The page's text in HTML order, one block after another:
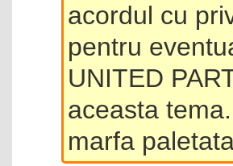
acordul cu
pentru
UNITED
aceasta
marfa